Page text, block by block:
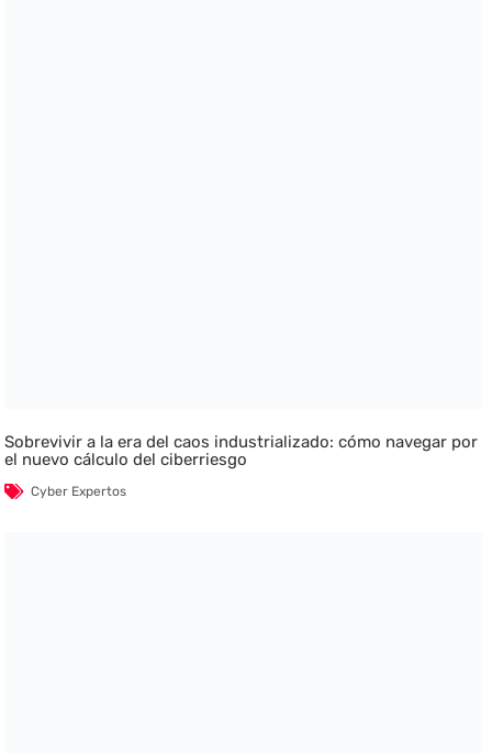
Sobrevivir a la era del caos industrializado: cómo navegar por
el nuevo cálculo del ciberriesgo
Cyber Expertos